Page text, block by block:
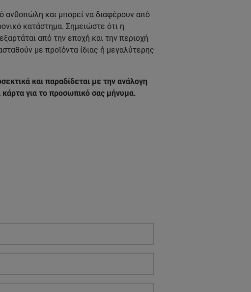
ανθοπώλη και μπορεί να διαφέρουν από
κατάστημα. Σημειώστε ότι η
από την εποχή και την περιοχή
με προϊόντα ίδιας ή μεγαλύτερης
και παραδίδεται με την ανάλογη
για το προσωπικό σας μήνυμα.